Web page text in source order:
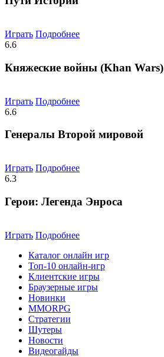
Играть Подробнее
6.6
Княжеские войны (Khan Wars)
Играть Подробнее
6.6
Генералы Второй мировой
Играть Подробнее
6.3
Герои: Легенда Энроса
Играть Подробнее
Каталог онлайн игр
Топ-10 онлайн-игр
Клиентские игры
Браузерные игры
Новинки
MMORPG
Стратегии
Шутеры
Новости
Видеогайды